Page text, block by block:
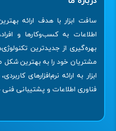
سافت ابزار با هدف ارائه
اطلاعات به کسب‌وکارها و
بهره‌گیری از جدیدترین
مشتریان خود را به بهترین شکل
ابزار به ارائه نرم‌افزارهای
فناوری اطلاعات و پشتیبانی فنی